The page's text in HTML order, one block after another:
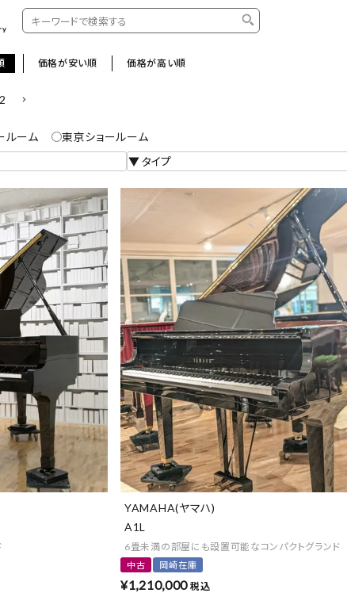
輸入ピアノ
ホワイトピアノ
名作・コレクション
新品ピアノ
コンサートグランドピアノ
価格が安い順 価格が高い順
2
ルーム 東京ショールーム
YAMAHA(ヤマハ)
A1L
6畳未満の部屋にも設置可能なコンパクトグランド
中古 岡崎在庫
¥1,210,000 税込